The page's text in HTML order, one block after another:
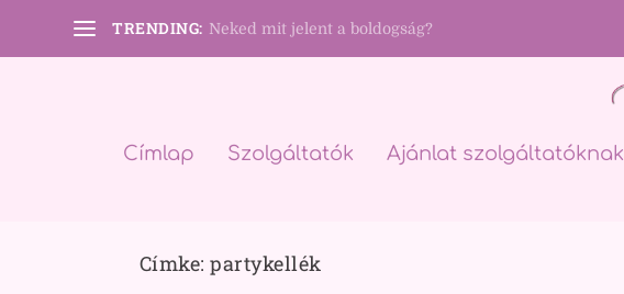
TRENDING: Neked mit jelent a boldogság?
Címlap Szolgáltatók Ajánlat szolgáltatóknak
Címke: partykellék